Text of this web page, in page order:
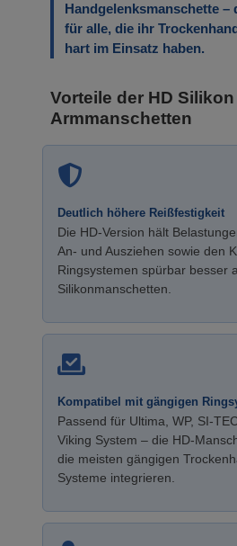
Handgelenksmanschette
für alle, die ihr
hart im Einsatz haben.
Vorteile der HD Silikon
Armmanschetten
Deutlich höhere Reißfestigkeit
Die HD-Version hält
An- und Ausziehen sowie den
Ringsystemen spürbar besser
Silikonmanschetten.
Kompatibel mit gängigen
Passend für Ultima, WP, SI-
Viking System – die HD-
die meisten gängigen
Systeme integrieren.